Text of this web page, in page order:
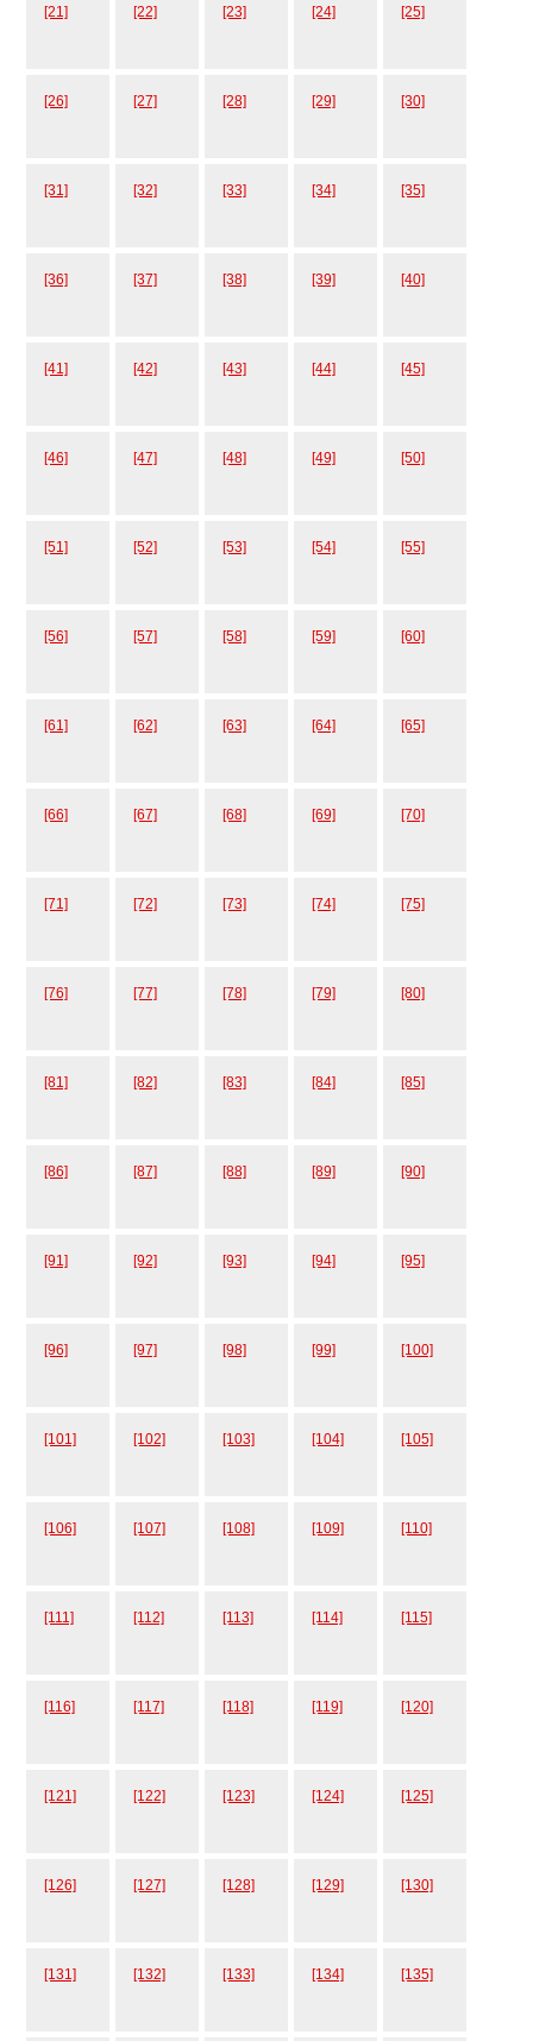
[21] [22] [23] [24] [25]
[26] [27] [28] [29] [30]
[31] [32] [33] [34] [35]
[36] [37] [38] [39] [40]
[41] [42] [43] [44] [45]
[46] [47] [48] [49] [50]
[51] [52] [53] [54] [55]
[56] [57] [58] [59] [60]
[61] [62] [63] [64] [65]
[66] [67] [68] [69] [70]
[71] [72] [73] [74] [75]
[76] [77] [78] [79] [80]
[81] [82] [83] [84] [85]
[86] [87] [88] [89] [90]
[91] [92] [93] [94] [95]
[96] [97] [98] [99] [100]
[101] [102] [103] [104] [105]
[106] [107] [108] [109] [110]
[111] [112] [113] [114] [115]
[116] [117] [118] [119] [120]
[121] [122] [123] [124] [125]
[126] [127] [128] [129] [130]
[131] [132] [133] [134] [135]